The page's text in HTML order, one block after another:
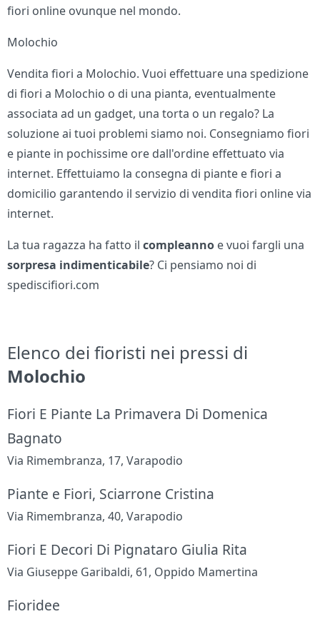
fiori online ovunque nel mondo.
Molochio
Vendita fiori a Molochio. Vuoi effettuare una spedizione
di fiori a Molochio o di una pianta, eventualmente
associata ad un gadget, una torta o un regalo? La
soluzione ai tuoi problemi siamo noi. Consegniamo fiori
e piante in pochissime ore dall'ordine effettuato via
internet. Effettuiamo la consegna di piante e fiori a
domicilio garantendo il servizio di vendita fiori online via
internet.
La tua ragazza ha fatto ilcompleanno e vuoi fargli una
sorpresa indimenticabile? Ci pensiamo noi di
spediscifiori.com
Elenco dei fioristi nei pressi di
Molochio
Fiori E Piante La Primavera Di Domenica
Bagnato
Via Rimembranza, 17, Varapodio
Piante e Fiori, Sciarrone Cristina
Via Rimembranza, 40, Varapodio
Fiori E Decori Di Pignataro Giulia Rita
Via Giuseppe Garibaldi, 61, Oppido Mamertina
Fioridee